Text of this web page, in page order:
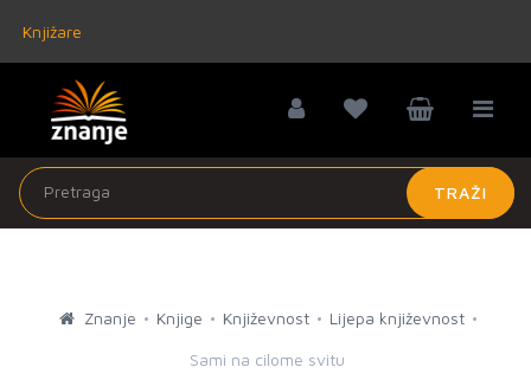
Knjižare
TRAŽI
Znanje Knjige Književnost Lijepa književnost
Sami na cilome svitu